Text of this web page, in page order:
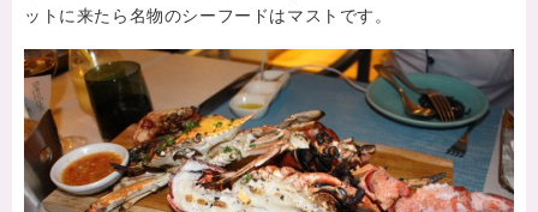
ットに来たら名物のシーフードはマストです。